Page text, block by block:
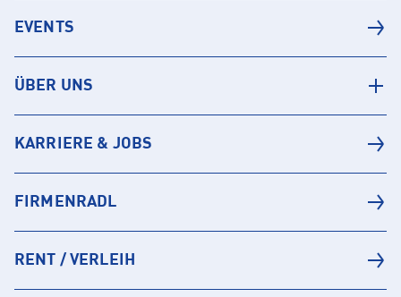
EVENTS
ÜBER UNS
KARRIERE & JOBS
FIRMENRADL
RENT / VERLEIH